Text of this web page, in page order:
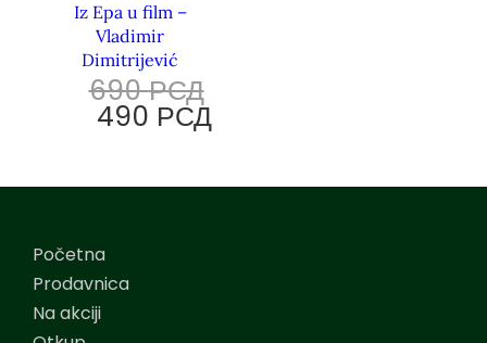
Iz Epa u film –
Vladimir
Dimitrijević
690РСД
490 РСД
Početna
Prodavnica
Na akciji